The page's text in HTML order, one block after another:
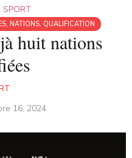
SPORT
, NATIONS, QUALIFICATION
huit nations
16, 2024